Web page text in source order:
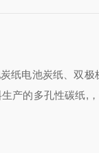
纸电池炭纸、双
产的多孔性碳纸,